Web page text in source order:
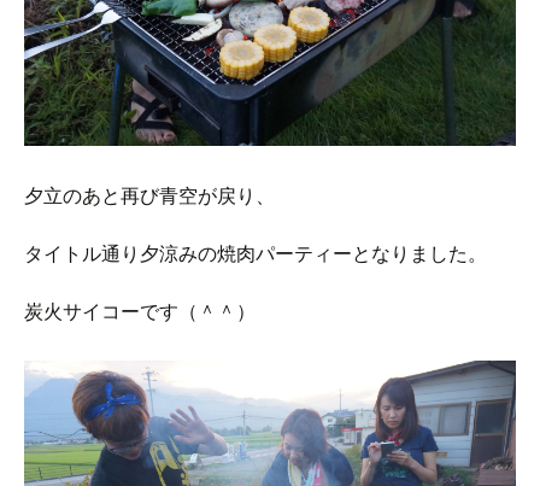
夕立のあと再び青空が戻り、
タイトル通り夕涼みの焼肉パーティーとなりました。
炭火サイコーです（＾＾）